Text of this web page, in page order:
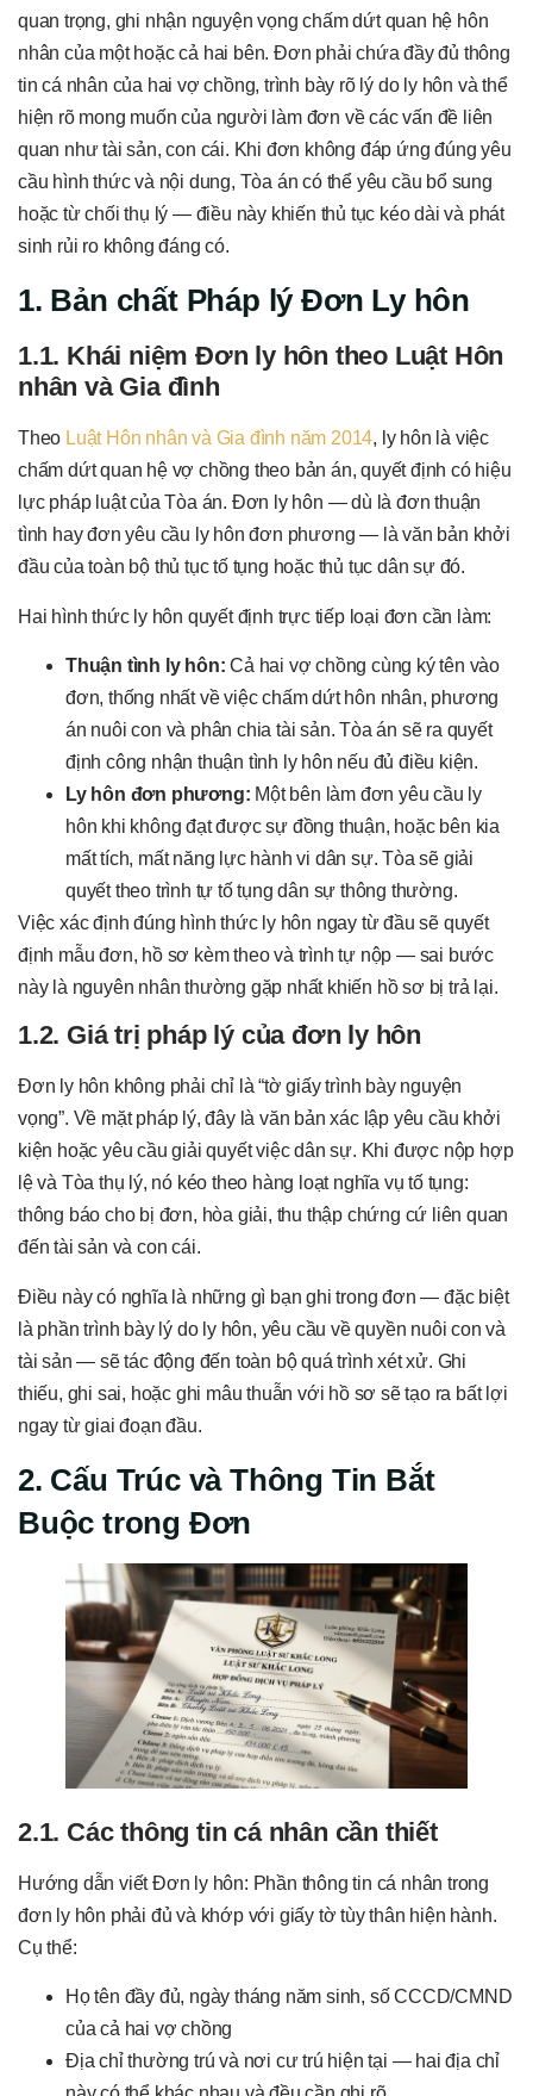
quan trọng, ghi nhận nguyện vọng chấm dứt quan hệ hôn
nhân của một hoặc cả hai bên. Đơn phải chứa đầy đủ thông
tin cá nhân của hai vợ chồng, trình bày rõ lý do ly hôn và thể
hiện rõ mong muốn của người làm đơn về các vấn đề liên
quan như tài sản, con cái. Khi đơn không đáp ứng đúng yêu
cầu hình thức và nội dung, Tòa án có thể yêu cầu bổ sung
hoặc từ chối thụ lý — điều này khiến thủ tục kéo dài và phát
sinh rủi ro không đáng có.
1. Bản chất Pháp lý Đơn Ly hôn
1.1. Khái niệm Đơn ly hôn theo Luật Hôn
nhân và Gia đình
Theo Luật Hôn nhân và Gia đình năm 2014, ly hôn là việc
chấm dứt quan hệ vợ chồng theo bản án, quyết định có hiệu
lực pháp luật của Tòa án. Đơn ly hôn — dù là đơn thuận
tình hay đơn yêu cầu ly hôn đơn phương — là văn bản khởi
đầu của toàn bộ thủ tục tố tụng hoặc thủ tục dân sự đó.
Hai hình thức ly hôn quyết định trực tiếp loại đơn cần làm:
Thuận tình ly hôn: Cả hai vợ chồng cùng ký tên vào
đơn, thống nhất về việc chấm dứt hôn nhân, phương
án nuôi con và phân chia tài sản. Tòa án sẽ ra quyết
định công nhận thuận tình ly hôn nếu đủ điều kiện.
Ly hôn đơn phương: Một bên làm đơn yêu cầu ly
hôn khi không đạt được sự đồng thuận, hoặc bên kia
mất tích, mất năng lực hành vi dân sự. Tòa sẽ giải
quyết theo trình tự tố tụng dân sự thông thường.
Việc xác định đúng hình thức ly hôn ngay từ đầu sẽ quyết
định mẫu đơn, hồ sơ kèm theo và trình tự nộp — sai bước
này là nguyên nhân thường gặp nhất khiến hồ sơ bị trả lại.
1.2. Giá trị pháp lý của đơn ly hôn
Đơn ly hôn không phải chỉ là “tờ giấy trình bày nguyện
vọng”. Về mặt pháp lý, đây là văn bản xác lập yêu cầu khởi
kiện hoặc yêu cầu giải quyết việc dân sự. Khi được nộp hợp
lệ và Tòa thụ lý, nó kéo theo hàng loạt nghĩa vụ tố tụng:
thông báo cho bị đơn, hòa giải, thu thập chứng cứ liên quan
đến tài sản và con cái.
Điều này có nghĩa là những gì bạn ghi trong đơn — đặc biệt
là phần trình bày lý do ly hôn, yêu cầu về quyền nuôi con và
tài sản — sẽ tác động đến toàn bộ quá trình xét xử. Ghi
thiếu, ghi sai, hoặc ghi mâu thuẫn với hồ sơ sẽ tạo ra bất lợi
ngay từ giai đoạn đầu.
2. Cấu Trúc và Thông Tin Bắt
Buộc trong Đơn
2.1. Các thông tin cá nhân cần thiết
Hướng dẫn viết Đơn ly hôn: Phần thông tin cá nhân trong
đơn ly hôn phải đủ và khớp với giấy tờ tùy thân hiện hành.
Cụ thể:
Họ tên đầy đủ, ngày tháng năm sinh, số CCCD/CMND
của cả hai vợ chồng
Địa chỉ thường trú và nơi cư trú hiện tại — hai địa chỉ